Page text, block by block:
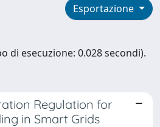
Esportazione
di esecuzione: 0.028 secondi).
Regulation for
in Smart Grids